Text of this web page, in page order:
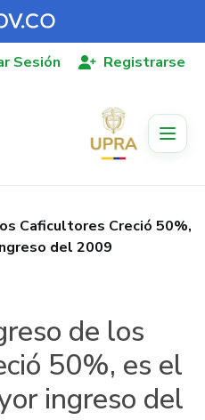
Sesión Registrarse
Caficultores Creció 50%,
del 2009
de los
50%, es el
ingreso del